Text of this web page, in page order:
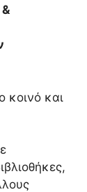
κοινό και